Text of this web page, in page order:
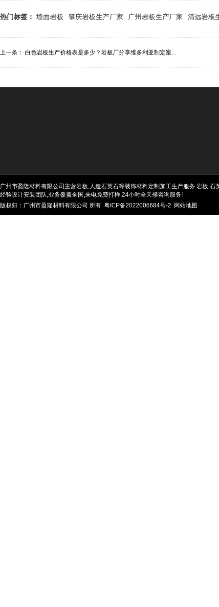
热门标签： 墙面岩板 肇庆岩板生产厂家 广州岩板生产厂家 清远岩板
上一条： 白色岩板生产价格表是多少？岩板厂分享维多利亚制定案...
广州市盈隆材料有限公司主营岩板,人造石英石等装饰材料定制加工生产服务.岩板,
经验设计安装团队,业务覆盖全国,来电免费打样,24小时全天候咨询服务!
版权归：广州市盈隆材料有限公司 所有 粤ICP备2022006684号-2 网站地图